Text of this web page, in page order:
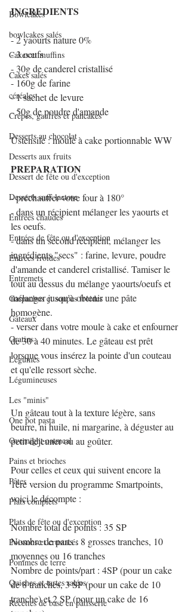
Bowlcakes
bowlcakes salés
Cakes et muffins
Cakes salés
céréales
Crêpes, gaufres et pancakes
Desserts au chocolat
Desserts aux fruits
Dessert de fête ou d'exception
Desserts sans lactose
Entrées chaudes
Entrées de fête ou d'exception
Entrées froides
Entremets
Gaspachos et soupes froides
Gâteaux
Gratins
Légumes
Légumineuses
Les "minis"
One pot pasta
Overnight oatmeal
Pains et brioches
Pâtes
Plats complets
Plats de fête ou d'exception
Poissons et crustacés
Pommes de terre
Quiches et tartes salées
Recettes de base en pâtisserie
INGREDIENTS
- 2 yaourts nature 0%
- 3 oeufs
- 30g de canderel cristallisé
- 160g de farine
- 1 sachet de levure
- 50g de poudre d'amande
Ustensile : moule à cake portionnable WW
PREPARATION
- préchauffer votre four à 180°
- dans un récipient mélanger les yaourts et
les oeufs.
- dans un second récipient, mélanger les
ingrédients "secs" : farine, levure, poudre
d'amande et canderel cristallisé. Tamiser le
tout au dessus du mélange yaourts/oeufs et
mélanger jusqu'à obtenir une pâte
homogène.
- verser dans votre moule à cake et enfourner
de 30 à 40 minutes. Le gâteau est prêt
lorsque vous insérez la pointe d'un couteau
et qu'elle ressort sèche.
Un gâteau tout à la texture légère, sans
beurre, ni huile, ni margarine, à déguster au
petit déjeuner ou au goûter.
Pour celles et ceux qui suivent encore la
1ère version du programme Smartpoints,
voici le décompte :
Nombre total de points : 35 SP
Nombre de parts : 8 grosses tranches, 10
moyennes ou 16 tranches
Nombre de points/part : 4SP (pour un cake
de 8 tranches, 3 SP (pour un cake de 10
tranche) et 2 SP (pour un cake de 16